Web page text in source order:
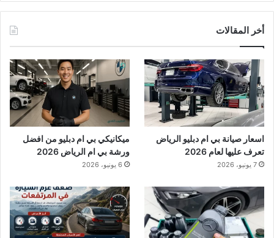
أخر المقالات
اسعار صيانة بي ام دبليو الرياض
تعرف عليها لعام 2026
7 يونيو، 2026
ميكانيكي بي ام دبليو من افضل
ورشة بي ام الرياض 2026
6 يونيو، 2026